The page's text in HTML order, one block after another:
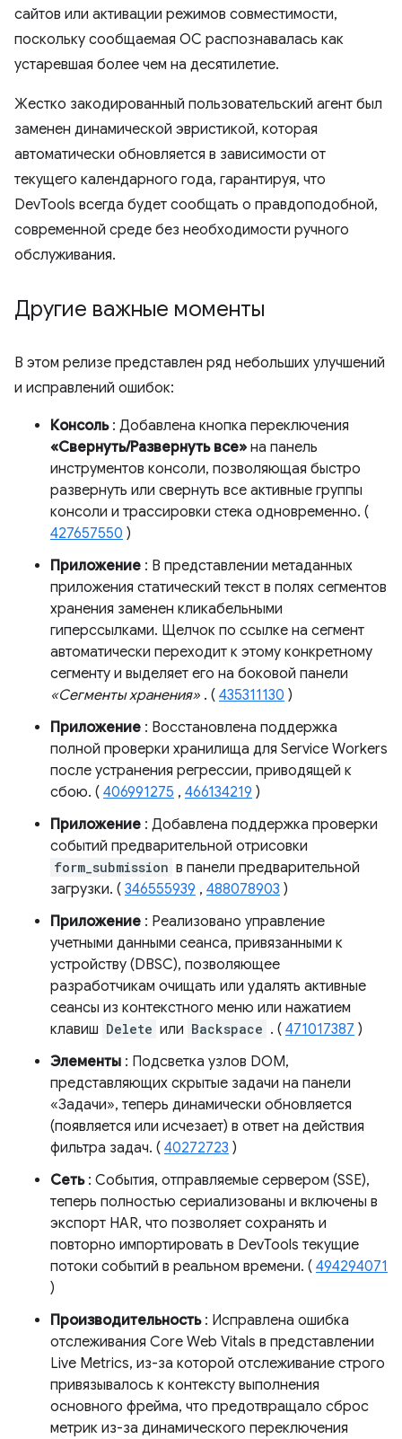
сайтов или активации режимов совместимости,
поскольку сообщаемая ОС распознавалась как
устаревшая более чем на десятилетие.
Жестко закодированный пользовательский агент был
заменен динамической эвристикой, которая
автоматически обновляется в зависимости от
текущего календарного года, гарантируя, что
DevTools всегда будет сообщать о правдоподобной,
современной среде без необходимости ручного
обслуживания.
Другие важные моменты
В этом релизе представлен ряд небольших улучшений
и исправлений ошибок:
Консоль: Добавлена ​​кнопка переключения
«Свернуть/Развернуть все» на панель
инструментов консоли, позволяющая быстро
развернуть или свернуть все активные группы
консоли и трассировки стека одновременно. (
427657550 )
Приложение : В представлении метаданных
приложения статический текст в полях сегментов
хранения заменен кликабельными
гиперссылками. Щелчок по ссылке на сегмент
автоматически переходит к этому конкретному
сегменту и выделяет его на боковой панели
«Сегменты хранения» . ( 435311130 )
Приложение : Восстановлена ​​поддержка
полной проверки хранилища для Service Workers
после устранения регрессии, приводящей к
сбою. ( 406991275 , 466134219 )
Приложение : Добавлена ​​поддержка проверки
событий предварительной отрисовки
form_submission в панели предварительной
загрузки. ( 346555939 , 488078903 )
Приложение : Реализовано управление
учетными данными сеанса, привязанными к
устройству (DBSC), позволяющее
разработчикам очищать или удалять активные
сеансы из контекстного меню или нажатием
клавиш Delete или Backspace . ( 471017387 )
Элементы : Подсветка узлов DOM,
представляющих скрытые задачи на панели
«Задачи», теперь динамически обновляется
(появляется или исчезает) в ответ на действия
фильтра задач. ( 40272723 )
Сеть: События, отправляемые сервером (SSE),
теперь полностью сериализованы и включены в
экспорт HAR, что позволяет сохранять и
повторно импортировать в DevTools текущие
потоки событий в реальном времени. ( 494294071
)
Производительность: Исправлена ​​ошибка
отслеживания Core Web Vitals в представлении
Live Metrics, из-за которой отслеживание строго
привязывалось к контексту выполнения
основного фрейма, что предотвращало сброс
метрик из-за динамического переключения